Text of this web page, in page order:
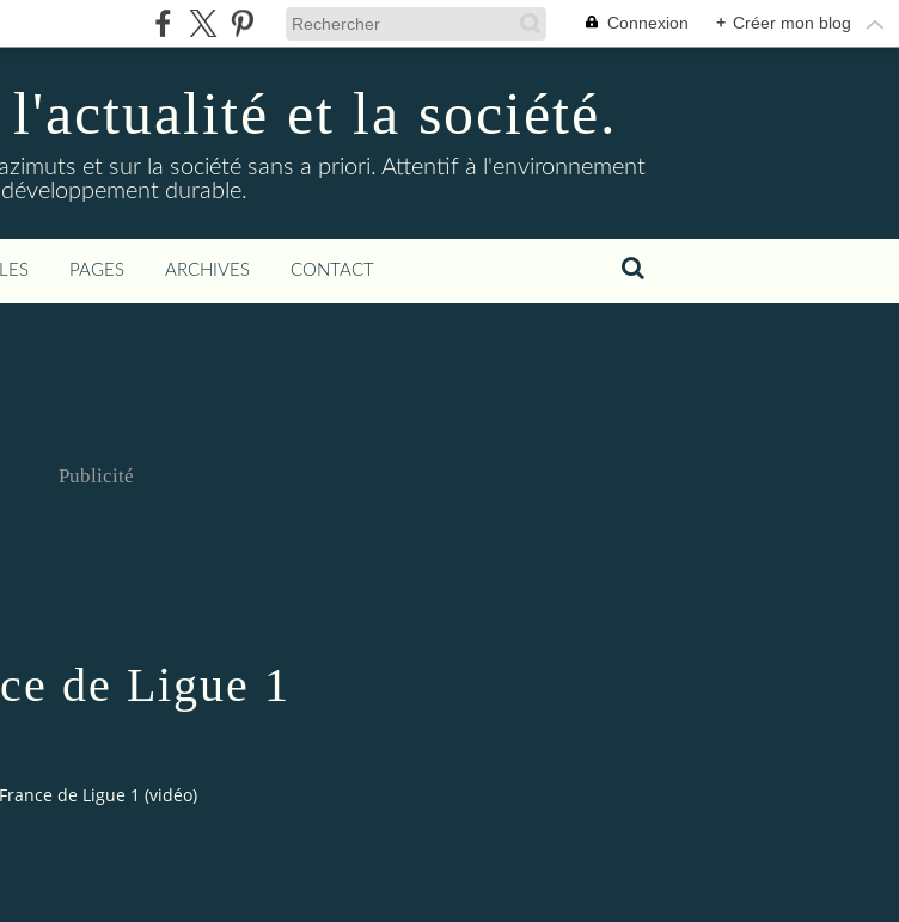
Connexion + Créer mon blog
et la société.
et sur la société sans a priori. Attentif à l'environnement
durable.
PAGES ARCHIVES CONTACT
Publicité
de Ligue 1
de Ligue 1 (vidéo)